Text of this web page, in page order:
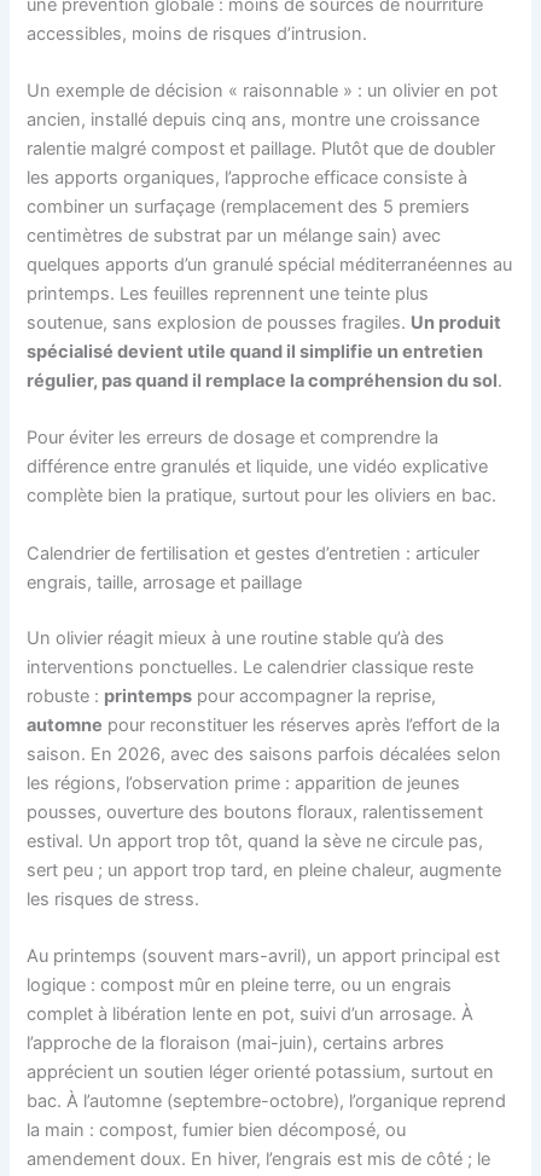
une prévention globale : moins de sources de nourriture
accessibles, moins de risques d’intrusion.
Un exemple de décision « raisonnable » : un olivier en pot
ancien, installé depuis cinq ans, montre une croissance
ralentie malgré compost et paillage. Plutôt que de doubler
les apports organiques, l’approche efficace consiste à
combiner un surfaçage (remplacement des 5 premiers
centimètres de substrat par un mélange sain) avec
quelques apports d’un granulé spécial méditerranéennes au
printemps. Les feuilles reprennent une teinte plus
soutenue, sans explosion de pousses fragiles. Un produit
spécialisé devient utile quand il simplifie un entretien
régulier, pas quand il remplace la compréhension du sol.
Pour éviter les erreurs de dosage et comprendre la
différence entre granulés et liquide, une vidéo explicative
complète bien la pratique, surtout pour les oliviers en bac.
Calendrier de fertilisation et gestes d’entretien : articuler
engrais, taille, arrosage et paillage
Un olivier réagit mieux à une routine stable qu’à des
interventions ponctuelles. Le calendrier classique reste
robuste : printemps pour accompagner la reprise,
automne pour reconstituer les réserves après l’effort de la
saison. En 2026, avec des saisons parfois décalées selon
les régions, l’observation prime : apparition de jeunes
pousses, ouverture des boutons floraux, ralentissement
estival. Un apport trop tôt, quand la sève ne circule pas,
sert peu ; un apport trop tard, en pleine chaleur, augmente
les risques de stress.
Au printemps (souvent mars-avril), un apport principal est
logique : compost mûr en pleine terre, ou un engrais
complet à libération lente en pot, suivi d’un arrosage. À
l’approche de la floraison (mai-juin), certains arbres
apprécient un soutien léger orienté potassium, surtout en
bac. À l’automne (septembre-octobre), l’organique reprend
la main : compost, fumier bien décomposé, ou
amendement doux. En hiver, l’engrais est mis de côté ; le